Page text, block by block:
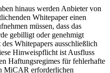
hinaus werden Anbieter von
Whitepaper einen
müssen, dass das
gebilligt oder genehmigt
Whitepapers ausschließlich
Hinweispflicht ist Ausfluss
Haftungsregimes für fehlerhafte
MiCAR erforderlichen